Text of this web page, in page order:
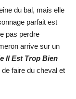
du bal, mais elle
parfait est
pas perdre
arrive sur un
Il Est Trop Bien
faire du cheval et